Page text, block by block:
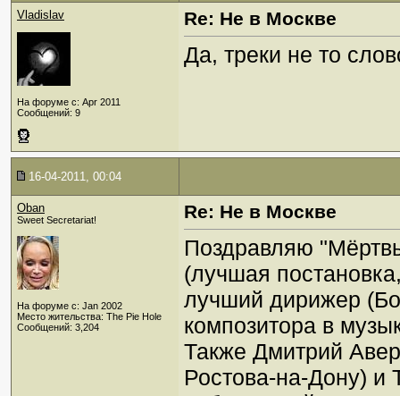
Vladislav
На форуме с: Apr 2011
Сообщений: 9
Re: Не в Москве
Да, треки не то
16-04-2011, 00:04
Oban
Sweet Secretariat!
На форуме с: Jan 2002
Место жительства: The Pie Hole
Сообщений: 3,204
Re: Не в Москве
Поздравляю
(лучшая
лучший дирижер
композитора в
Также Дмитрий
Ростова-на-Дону) и